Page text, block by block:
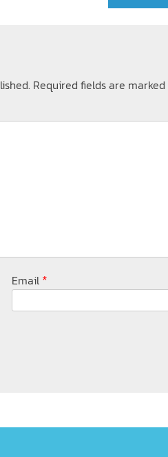
Required fields are marked
Email *